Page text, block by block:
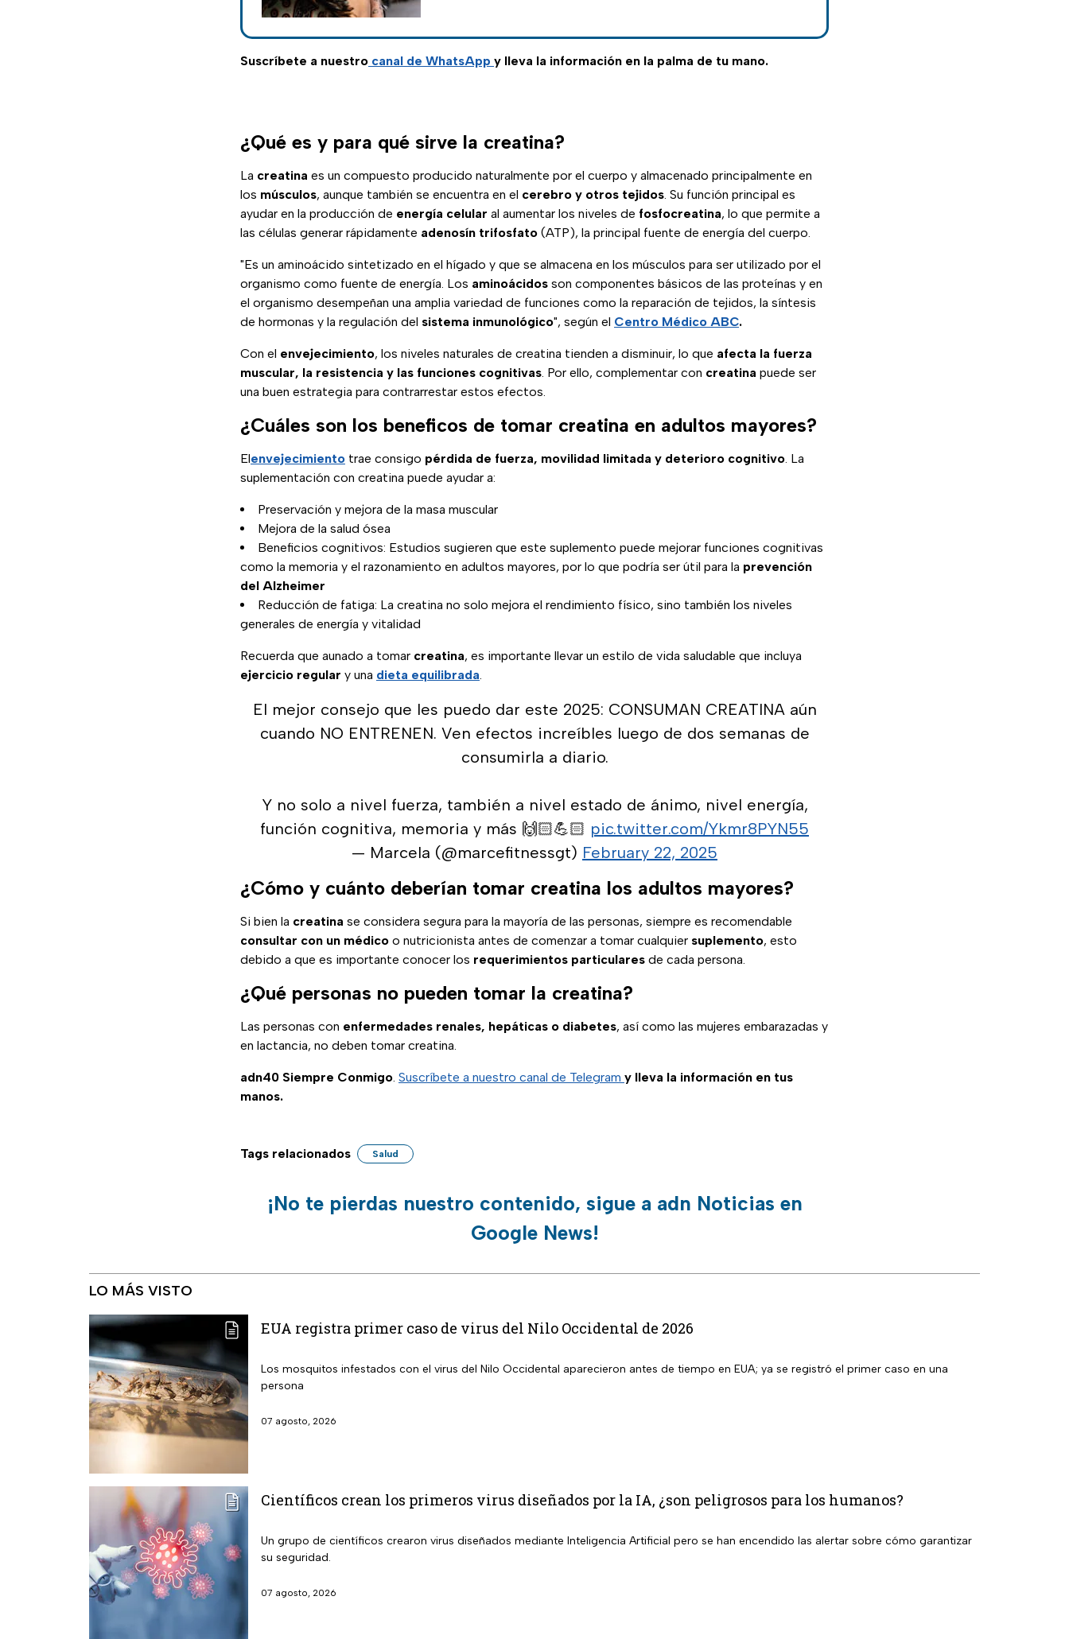
Suscríbete a nuestro canal de WhatsApp y lleva la información en la palma de tu mano.
¿Qué es y para qué sirve la creatina?
La creatina es un compuesto producido naturalmente por el cuerpo y almacenado principalmente en
los músculos, aunque también se encuentra en el cerebro y otros tejidos. Su función principal es
ayudar en la producción de energía celular al aumentar los niveles de fosfocreatina, lo que permite a
las células generar rápidamente adenosín trifosfato (ATP), la principal fuente de energía del cuerpo.
"Es un aminoácido sintetizado en el hígado y que se almacena en los músculos para ser utilizado por el
organismo como fuente de energía. Los aminoácidos son componentes básicos de las proteínas y en
el organismo desempeñan una amplia variedad de funciones como la reparación de tejidos, la síntesis
de hormonas y la regulación del sistema inmunológico", según el Centro Médico ABC.
Con el envejecimiento, los niveles naturales de creatina tienden a disminuir, lo que afecta la fuerza
muscular, la resistencia y las funciones cognitivas. Por ello, complementar con creatina puede ser
una buen estrategia para contrarrestar estos efectos.
¿Cuáles son los beneficos de tomar creatina en adultos mayores?
Elenvejecimiento trae consigo pérdida de fuerza, movilidad limitada y deterioro cognitivo. La
suplementación con creatina puede ayudar a:
Preservación y mejora de la masa muscular
Mejora de la salud ósea
Beneficios cognitivos: Estudios sugieren que este suplemento puede mejorar funciones cognitivas
como la memoria y el razonamiento en adultos mayores, por lo que podría ser útil para la prevención
del Alzheimer
Reducción de fatiga: La creatina no solo mejora el rendimiento físico, sino también los niveles
generales de energía y vitalidad
Recuerda que aunado a tomar creatina, es importante llevar un estilo de vida saludable que incluya
ejercicio regular y una dieta equilibrada.
El mejor consejo que les puedo dar este 2025: CONSUMAN CREATINA aún
cuando NO ENTRENEN. Ven efectos increíbles luego de dos semanas de
consumirla a diario.
Y no solo a nivel fuerza, también a nivel estado de ánimo, nivel energía,
función cognitiva, memoria y más 🙌🏻💪🏻 pic.twitter.com/Ykmr8PYN55
— Marcela (@marcefitnessgt) February 22, 2025
¿Cómo y cuánto deberían tomar creatina los adultos mayores?
Si bien la creatina se considera segura para la mayoría de las personas, siempre es recomendable
consultar con un médico o nutricionista antes de comenzar a tomar cualquier suplemento, esto
debido a que es importante conocer los requerimientos particulares de cada persona.
¿Qué personas no pueden tomar la creatina?
Las personas con enfermedades renales, hepáticas o diabetes, así como las mujeres embarazadas y
en lactancia, no deben tomar creatina.
adn40 Siempre Conmigo. Suscríbete a nuestro canal de Telegram y lleva la información en tus
manos.
Tags relacionados Salud
¡No te pierdas nuestro contenido, sigue a adn Noticias en
Google News!
LO MÁS VISTO
EUA registra primer caso de virus del Nilo Occidental de 2026
Los mosquitos infestados con el virus del Nilo Occidental aparecieron antes de tiempo en EUA; ya se registró el primer caso en una
persona
07 agosto, 2026
Científicos crean los primeros virus diseñados por la IA, ¿son peligrosos para los humanos?
Un grupo de científicos crearon virus diseñados mediante Inteligencia Artificial pero se han encendido las alertar sobre cómo garantizar
su seguridad.
07 agosto, 2026